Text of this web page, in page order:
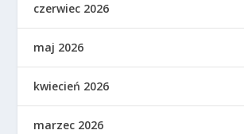
czerwiec 2026
maj 2026
kwiecień 2026
marzec 2026